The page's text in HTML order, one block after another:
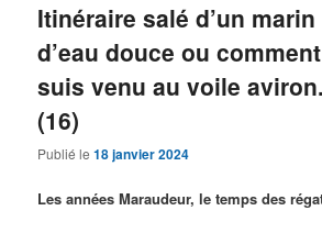
Itinéraire salé d’un marin
d’eau douce ou comment
suis venu au voile aviron.
(16)
Publié le18 janvier 2024
Les années Maraudeur, le temps des